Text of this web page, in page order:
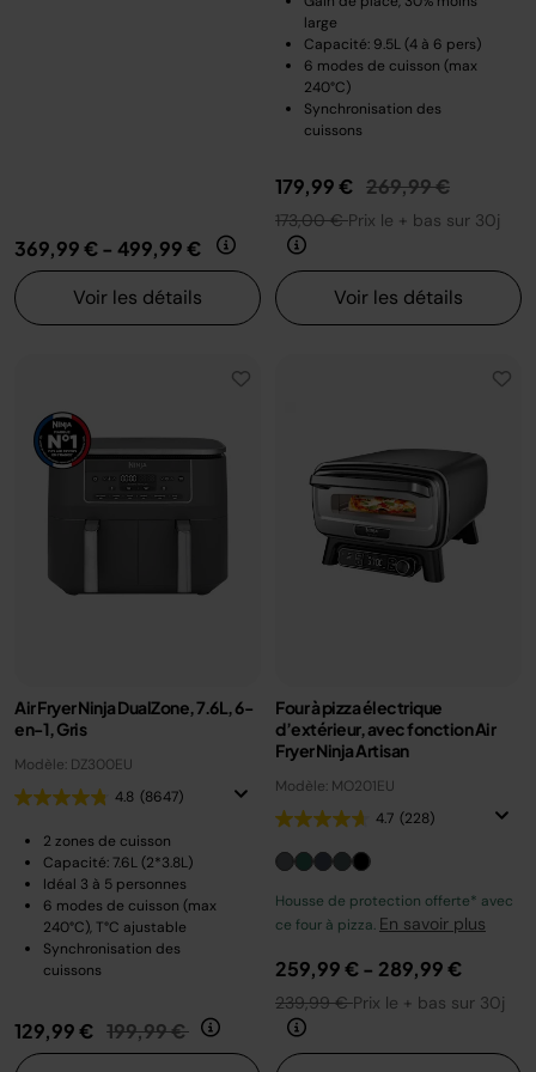
369,99 €- 499,99 €
Voir les détails
large
Capacité: 9.5L (4 à 6 pers)
6 modes de cuisson (max
240°C)
Synchronisation des
cuissons
179,99 € Prix réduit de
269,99 €au
173,00 €Prix le + bas sur 30j
Voir les détails
Air Fryer Ninja DualZone, 7.6L, 6-
en-1, Gris
Modèle: DZ300EU
4.8 (8647)
2 zones de cuisson
Capacité: 7.6L (2*3.8L)
Idéal 3 à 5 personnes
6 modes de cuisson (max
240°C), T°C ajustable
Synchronisation des
cuissons
129,99 € Prix réduit de
199,99 € au
Four à pizza électrique
d’extérieur, avec fonction Air
Fryer Ninja Artisan
Modèle: MO201EU
4.7 (228)
Housse de protection offerte* avec
ce four à pizza. En savoir plus
259,99 €- 289,99 €
239,99 €Prix le + bas sur 30j